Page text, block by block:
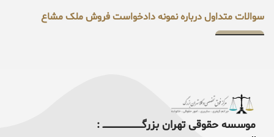
سوالات متداول درباره نمونه دادخواست فروش ملک مشاع
موسسه حقوقی تهران بزرگــــــــــــــــــــــــــــــــ :